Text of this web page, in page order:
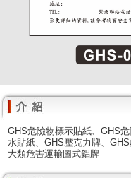
GHS危險物標示貼紙、GHS
水貼紙、GHS壓克力牌、
大類危害運輸圖式鋁牌